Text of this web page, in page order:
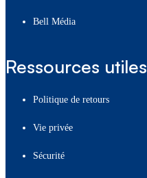
Bell Média
Ressources utiles
Politique de retours
Vie privée
Sécurité